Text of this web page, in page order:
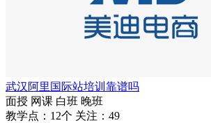
武汉阿里国际站培训靠谱吗
面授 网课 白班 晚班
教学点：12个 关注：49